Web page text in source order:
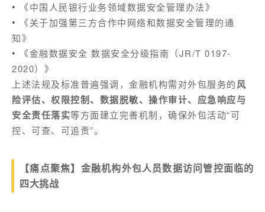
• 《中国人民银行业务领域数据安全管理办法》
•
《关于加强第三方合作中网络和数据安全管理的通
知》
•
《金融数据安全 数据安全分级指南（JR/T 0197-
2020）》
上述法规及标准普遍强调，金融机构需对外包服务的风
险评估、权限控制、数据脱敏、操作审计、应急响应与
安全责任落实等方面建立完善机制，确保外包活动“可
控、可查、可追责”。
【痛点聚焦】金融机构外包人员数据访问管控面临的
四大挑战